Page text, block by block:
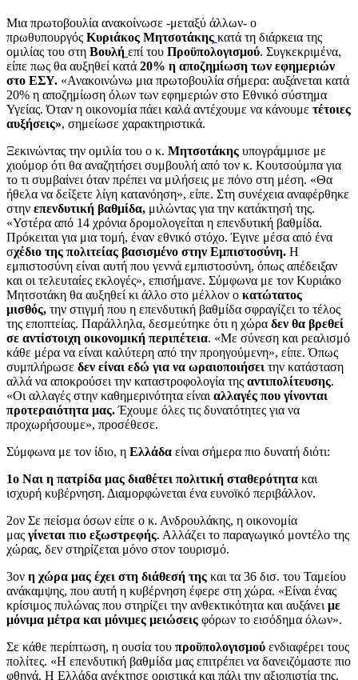
Μια πρωτοβουλία ανακοίνωσε -μεταξύ άλλων- ο
πρωθυπουργός Κυριάκος Μητσοτάκης κατά τη διάρκεια της
ομιλίας του στη Βουλή επί του Προϋπολογισμού. Συγκεκριμένα,
είπε πως θα αυξηθεί κατά 20% η αποζημίωση των εφημεριών
στο ΕΣΥ. «Ανακοινώνω μια πρωτοβουλία σήμερα: αυξάνεται κατά
20% η αποζημίωση όλων των εφημεριών στο Εθνικό σύστημα
Υγείας. Όταν η οικονομία πάει καλά αντέχουμε να κάνουμε τέτοιες
αυξήσεις», σημείωσε χαρακτηριστικά.
Ξεκινώντας την ομιλία του ο κ. Μητσοτάκης υπογράμμισε με
χιούμορ ότι θα αναζητήσει συμβουλή από τον κ. Κουτσούμπα για
το τι συμβαίνει όταν πρέπει να μιλήσεις με πόνο στη μέση. «Θα
ήθελα να δείξετε λίγη κατανόηση», είπε. Στη συνέχεια αναφέρθηκε
στην επενδυτική βαθμίδα, μιλώντας για την κατάκτησή της.
«Υστέρα από 14 χρόνια δρομολογείται η επενδυτική βαθμίδα.
Πρόκειται για μια τομή, έναν εθνικό στόχο. Έγινε μέσα από ένα
σχέδιο της πολιτείας βασισμένο στην Εμπιστοσύνη. Η
εμπιστοσύνη είναι αυτή που γεννά εμπιστοσύνη, όπως απέδειξαν
και οι τελευταίες εκλογές», επισήμανε. Σύμφωνα με τον Κυριάκο
Μητσοτάκη θα αυξηθεί κι άλλο στο μέλλον ο κατώτατος
μισθός, την στιγμή που η επενδυτική βαθμίδα σφραγίζει το τέλος
της εποπτείας. Παράλληλα, δεσμεύτηκε ότι η χώρα δεν θα βρεθεί
σε αντίστοιχη οικονομική περιπέτεια. «Με σύνεση και ρεαλισμό
κάθε μέρα να είναι καλύτερη από την προηγούμενη», είπε. Όπως
συμπλήρωσε δεν είναι εδώ για να ωραιοποιήσει την κατάσταση
αλλά να αποκρούσει την καταστροφολογία της αντιπολίτευσης.
«Οι αλλαγές στην καθημερινότητα είναι αλλαγές που γίνονται
προτεραιότητα μας.Έχουμε όλες τις δυνατότητες για να
προχωρήσουμε», προσέθεσε.
Σύμφωνα με τον ίδιο, η Ελλάδα είναι σήμερα πιο δυνατή διότι:
1ο Ναι η πατρίδα μας διαθέτει πολιτική σταθερότητα και
ισχυρή κυβέρνηση. Διαμορφώνεται ένα ευνοϊκό περιβάλλον.
2ον Σε πείσμα όσων είπε ο κ. Ανδρουλάκης, η οικονομία
μας γίνεται πιο εξωστρεφής. Αλλάζει το παραγωγικό μοντέλο της
χώρας, δεν στηρίζεται μόνο στον τουρισμό.
3ον η χώρα μας έχει στη διάθεσή της και τα 36 δισ. του Ταμείου
ανάκαμψης, που αυτή η κυβέρνηση έφερε στη χώρα. «Είναι ένας
κρίσιμος πυλώνας που στηρίζει την ανθεκτικότητα και αυξάνει με
μόνιμα μέτρα και μόνιμες μειώσεις φόρων το εισόδημα όλων».
Σε κάθε περίπτωση, η ουσία του προϋπολογισμού ενδιαφέρει τους
πολίτες. «Η επενδυτική βαθμίδα μας επιτρέπει να δανειζόμαστε πιο
φθηνά. Η Ελλάδα ανέκτησε οριστικά και πάλι την αξιοπιστία της.